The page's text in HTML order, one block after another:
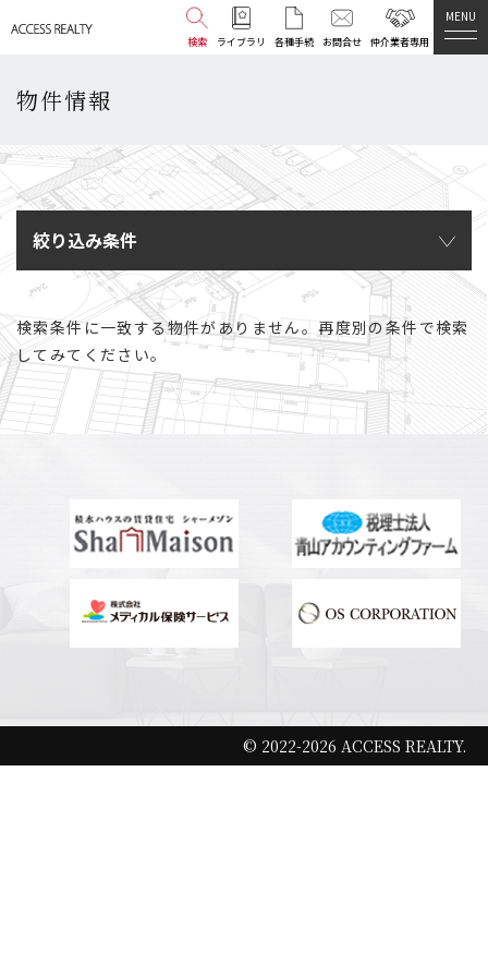
検索 ライブラリ 各種手続 お問合せ 仲介業者専用
MENU
物件情報
絞り込み条件
検索条件に一致する物件がありません。再度別の条件で検索
してみてください。
© 2022-2026 ACCESS REALTY.